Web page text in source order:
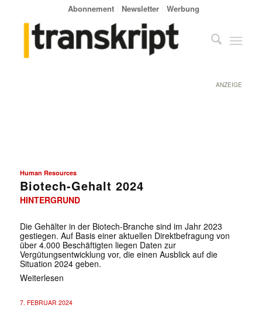
Abonnement Newsletter Werbung
ANZEIGE
Human Resources
Biotech-Gehalt 2024
HINTERGRUND
Die Gehälter in der Biotech-Branche sind im Jahr 2023
gestiegen. Auf Basis einer aktuellen Direktbefragung von
über 4.000 Beschäftigten liegen Daten zur
Vergütungsentwicklung vor, die einen Ausblick auf die
Situation 2024 geben.
Weiterlesen
7. FEBRUAR 2024